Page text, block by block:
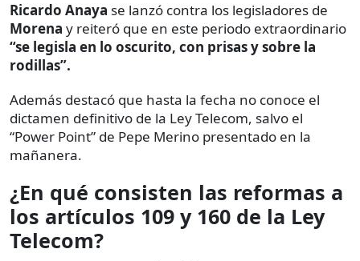
Ricardo Anaya se lanzó contra los legisladores de
Morena y reiteró que en este periodo extraordinario
“se legisla en lo oscurito, con prisas y sobre la
rodillas”.
Además destacó que hasta la fecha no conoce el
dictamen definitivo de la Ley Telecom, salvo el
“Power Point” de Pepe Merino presentado en la
mañanera.
¿En qué consisten las reformas a
los artículos 109 y 160 de la Ley
Telecom?